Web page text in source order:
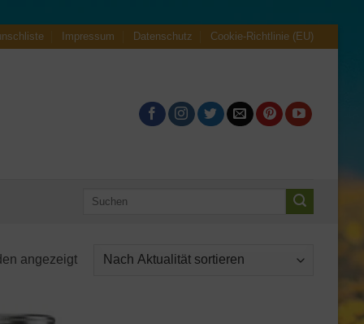
Impressum Datenschutz Cookie-Richtlinie (EU)
Suche
angezeigtNach